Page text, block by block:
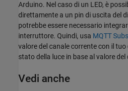
Arduino. Nel caso di un LED, è
direttamente a un pin di uscita del
potrebbe essere necessario
interruttore. Quindi, usa MQTT
valore del canale corrente con il
stato della luce in base al valore del
Vedi anche